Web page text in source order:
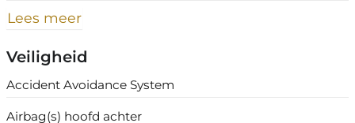
Lees meer
Veiligheid
Accident Avoidance System
Airbag(s) hoofd achter